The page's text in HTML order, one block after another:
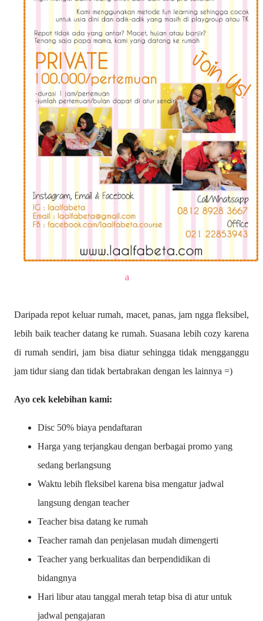
a
Daripada repot keluar rumah, macet, panas, jam ngga fleksibel,
lebih baik teacher datang ke rumah. Suasana lebih cozy karena
di rumah sendiri, jam bisa diatur sehingga tidak mengganggu
jam tidur siang dan tidak bertabrakan dengan les lainnya =)
Ayo cek kelebihan kami:
Disc 50% biaya pendaftaran
Harga yang terjangkau dengan berbagai promo yang
sedang berlangsung
Waktu lebih fleksibel karena bisa mengatur jadwal
langsung dengan teacher
Teacher bisa datang ke rumah
Teacher ramah dan penjelasan mudah dimengerti
Teacher yang berkualitas dan berpendidikan di
bidangnya
Hari libur atau tanggal merah tetap bisa di atur untuk
jadwal pengajaran